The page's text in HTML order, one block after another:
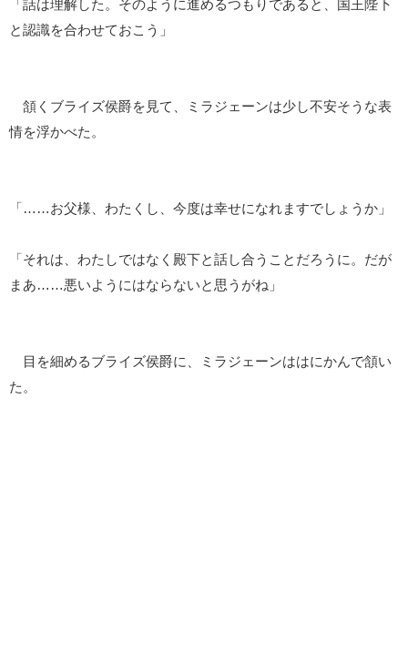
「話は理解した。そのように進めるつもりであると、国王陛下
と認識を合わせておこう」
頷くブライズ侯爵を見て、ミラジェーンは少し不安そうな表
情を浮かべた。
「……お父様、わたくし、今度は幸せになれますでしょうか」
「それは、わたしではなく殿下と話し合うことだろうに。だが
まあ……悪いようにはならないと思うがね」
目を細めるブライズ侯爵に、ミラジェーンははにかんで頷い
た。